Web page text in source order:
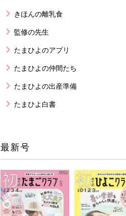
きほんの離乳食
監修の先生
たまひよのアプリ
たまひよの仲間たち
たまひよの出産準備
たまひよ白書
最新号